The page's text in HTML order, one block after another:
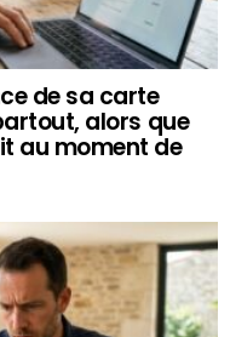
de sa carte
alors que
au moment de